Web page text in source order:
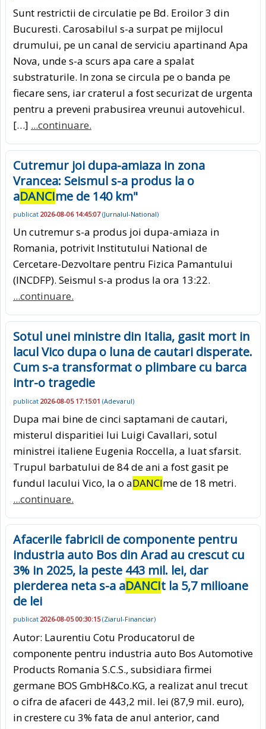
Sunt restrictii de circulatie pe Bd. Eroilor 3 din
Bucuresti. Carosabilul s-a surpat pe mijlocul
drumului, pe un canal de serviciu apartinand Apa
Nova, unde s-a scurs apa care a spalat
substraturile. In zona se circula pe o banda pe
fiecare sens, iar craterul a fost securizat de urgenta
pentru a preveni prabusirea vreunui autovehicul.
[…] ...continuare.
Cutremur joi dupa-amiaza in zona
Vrancea: Seismul s-a produs la o
aDANCIme de 140 km"
publicat 2026-08-06 14:45:07(Jurnalul-National)
Un cutremur s-a produs joi dupa-amiaza in
Romania, potrivit Institutului National de
Cercetare-Dezvoltare pentru Fizica Pamantului
(INCDFP). Seismul s-a produs la ora 13:22.
...continuare.
Sotul unei ministre din Italia, gasit mort in
lacul Vico dupa o luna de cautari disperate.
Cum s-a transformat o plimbare cu barca
intr-o tragedie
publicat 2026-08-05 17:15:01 (Adevarul)
Dupa mai bine de cinci saptamani de cautari,
misterul disparitiei lui Luigi Cavallari, sotul
ministrei italiene Eugenia Roccella, a luat sfarsit.
Trupul barbatului de 84 de ani a fost gasit pe
fundul lacului Vico, la o aDANCIme de 18 metri.
...continuare.
Afacerile fabricii de componente pentru
industria auto Bos din Arad au crescut cu
3% in 2025, la peste 443 mil. lei, dar
pierderea neta s-a aDANCIt la 5,7 milioane
de lei
publicat 2026-08-05 00:30:15(Ziarul-Financiar)
Autor: Laurentiu Cotu Producatorul de
componente pentru industria auto Bos Automotive
Products Romania S.C.S., subsidiara firmei
germane BOS GmbH&Co.KG, a realizat anul trecut
o cifra de afaceri de 443,2 mil. lei (87,9 mil. euro),
in crestere cu 3% fata de anul anterior, cand